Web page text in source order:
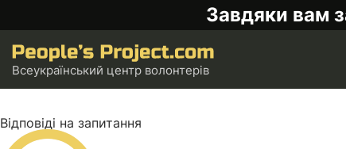
Завдяки вам
Всеукраїнський центр волонтерів
Відповіді на запитання